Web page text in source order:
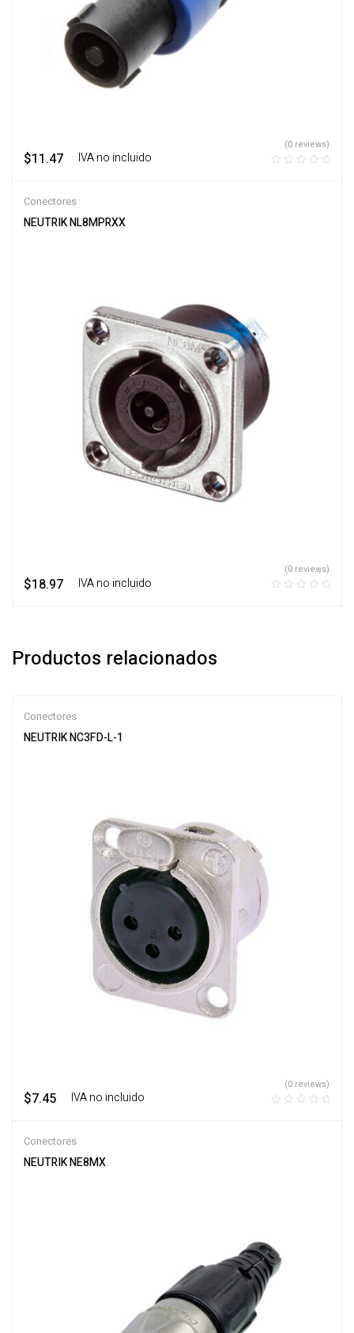
$11.47 ‎ ‎ ‎ IVA no incluido
(0 reviews)
Conectores
NEUTRIK NL8MPRXX
$18.97 ‎ ‎ ‎ IVA no incluido
(0 reviews)
Productos relacionados
Conectores
NEUTRIK NC3FD-L-1
$7.45 ‎ ‎ ‎ IVA no incluido
(0 reviews)
Conectores
NEUTRIK NE8MX